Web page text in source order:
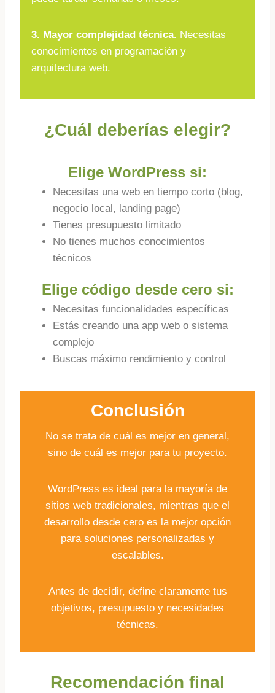
3. Mayor complejidad técnica. Necesitas
conocimientos en programación y
arquitectura web.
¿Cuál deberías elegir?
Elige WordPress si:
Necesitas una web en tiempo corto (blog,
negocio local, landing page)
Tienes presupuesto limitado
No tienes muchos conocimientos
técnicos
Elige código desde cero si:
Necesitas funcionalidades específicas
Estás creando una app web o sistema
complejo
Buscas máximo rendimiento y control
Conclusión
No se trata de cuál es mejor en general,
sino de cuál es mejor para tu proyecto.
WordPress es ideal para la mayoría de
sitios web tradicionales, mientras que el
desarrollo desde cero es la mejor opción
para soluciones personalizadas y
escalables.
Antes de decidir, define claramente tus
objetivos, presupuesto y necesidades
técnicas.
Recomendación final